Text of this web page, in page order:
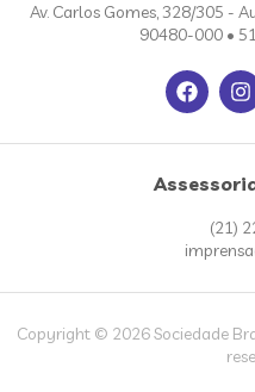
Av. Carlos Gomes, 328/305 -
90480-000 •
(21)
Copyright © 2026 Sociedade